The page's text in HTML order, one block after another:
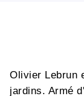
Olivier Lebrun
jardins. Armé